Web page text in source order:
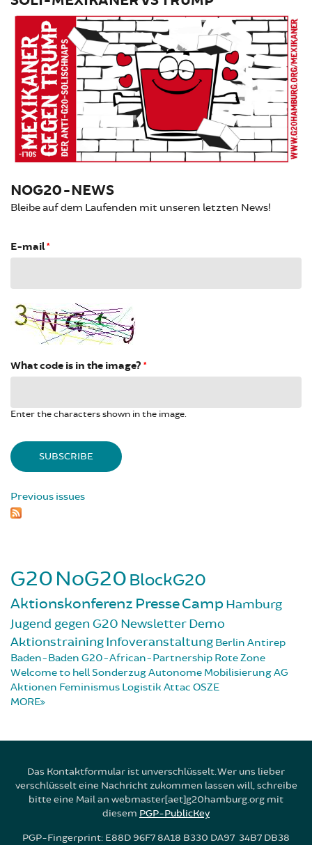
NOG20-NEWS
Bleibe auf dem Laufenden mit unseren letzten News!
E-mail*
What code is in the image? *
Enter the characters shown in the image.
Previous issues
G20NoG20 BlockG20
Aktionskonferenz PresseCampHamburg
Jugend gegen G20 NewsletterDemo
AktionstrainingInfoveranstaltung Berlin Antirep
Baden-Baden G20-African-Partnership Rote Zone
Welcome to hellSonderzugAutonome MobilisierungAG
Aktionen Feminismus Logistik Attac OSZE
MORE
Das Kontaktformular ist unverschlüsselt. Wer uns lieber
verschlüsselt eine Nachricht zukommen lassen will, schreibe
bitte eine Mail an webmaster[aet]g20hamburg.org mit
diesem PGP-PublicKey
PGP-Fingerprint: E88D 96F7 8A18 B330 DA97 34B7 DB38